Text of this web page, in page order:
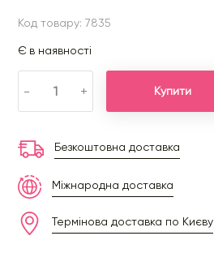
Код товару: 7835
Є в наявності
- + Купити
Безкоштовна доставка
Міжнародна доставка
Термінова доставка по Києву